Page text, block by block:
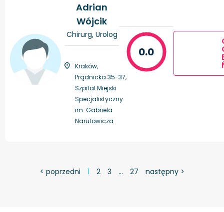
Adrian
Wójcik
Chirurg, Urolog
Kraków,
Prądnicka 35-37,
Szpital Miejski
Specjalistyczny
im. Gabriela
Narutowicza
0.0
< poprzedni 1 2 3 … 27 następny >